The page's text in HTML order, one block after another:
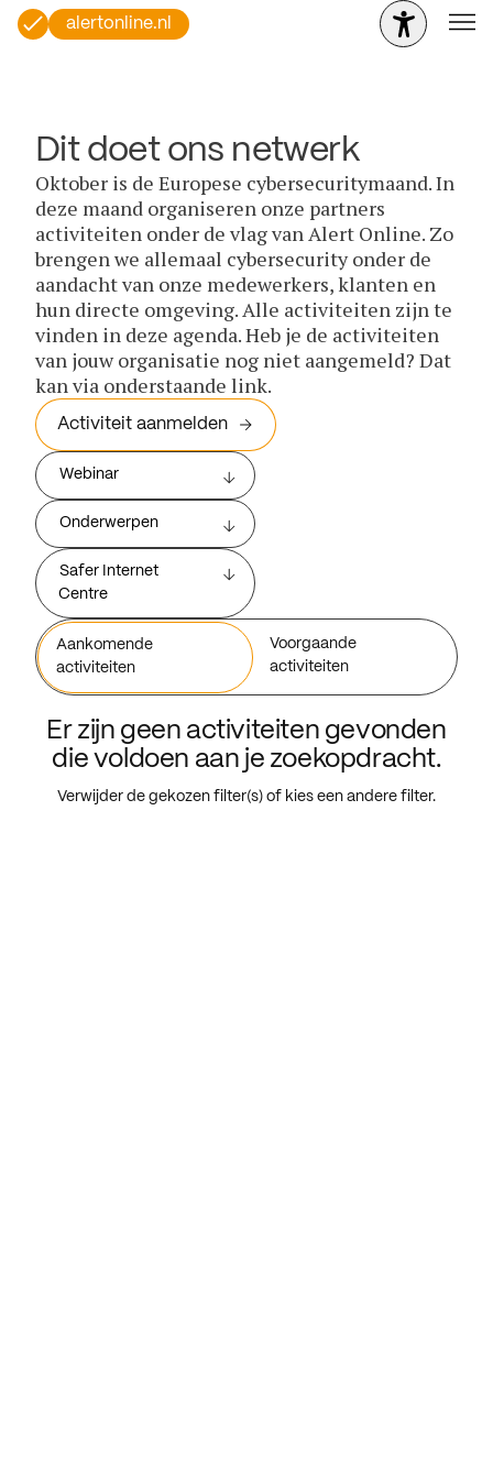
alertonline.nl
Dit doet ons netwerk
Oktober is de Europese cybersecuritymaand. In
deze maand organiseren onze partners
activiteiten onder de vlag van Alert Online. Zo
brengen we allemaal cybersecurity onder de
aandacht van onze medewerkers, klanten en
hun directe omgeving. Alle activiteiten zijn te
vinden in deze agenda. Heb je de activiteiten
van jouw organisatie nog niet aangemeld? Dat
kan via onderstaande link.
Activiteit aanmelden
Webinar
Onderwerpen
Safer Internet
Centre
Aankomende
activiteiten
Voorgaande
activiteiten
Er zijn geen activiteiten gevonden
die voldoen aan je zoekopdracht.
Verwijder de gekozen filter(s) of kies een andere filter.